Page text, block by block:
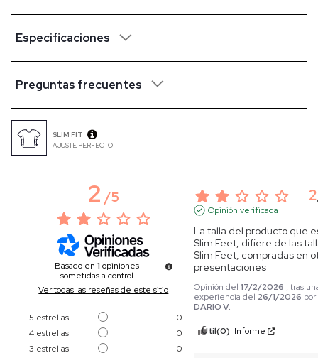
Especificaciones
Preguntas frecuentes
SLIM FIT
AJUSTE PERFECTO
2/5
Basado en1 opiniones
sometidas a control
Ver todas las reseñas de este sitio
5 estrellas
0
4 estrellas
0
3 estrellas
0
2
Opinión verificada
La talla del producto que
Slim Feet, difiere de las
Slim Feet, compradas en
presentaciones
Opinión del17/2/2026 , tras
experiencia del 26/1/2026 por
DARIO V.
Útil(0) Informe